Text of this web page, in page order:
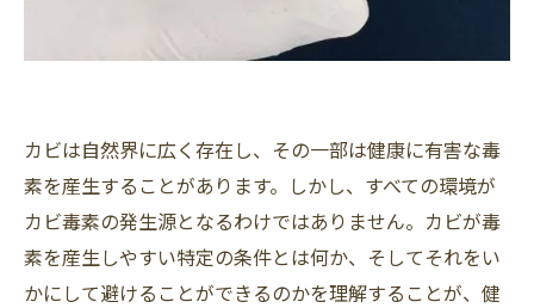
カビは自然界に広く存在し、その一部は健康に有害な毒
素を産生することがあります。しかし、すべての環境が
カビ毒素の発生源となるわけではありません。カビが毒
素を産生しやすい特定の条件とは何か、そしてそれをい
かにして避けることができるのかを理解することが、健